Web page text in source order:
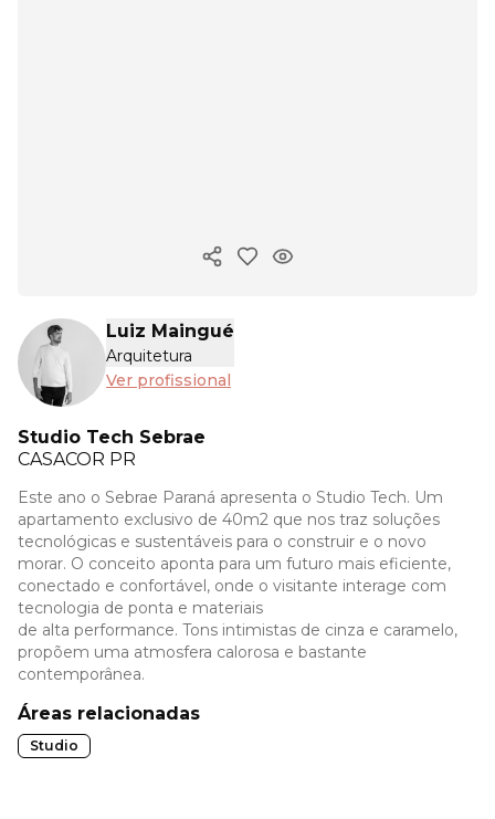
Copiar link
Luiz Maingué
Arquitetura
Ver profissional
Studio Tech Sebrae
CASACOR PR
Este ano o Sebrae Paraná apresenta o Studio Tech. Um
apartamento exclusivo de 40m2 que nos traz soluções
tecnológicas e sustentáveis para o construir e o novo
morar. O conceito aponta para um futuro mais eficiente,
conectado e confortável, onde o visitante interage com
tecnologia de ponta e materiais
de alta performance. Tons intimistas de cinza e caramelo,
propõem uma atmosfera calorosa e bastante
contemporânea.
Áreas relacionadas
Studio